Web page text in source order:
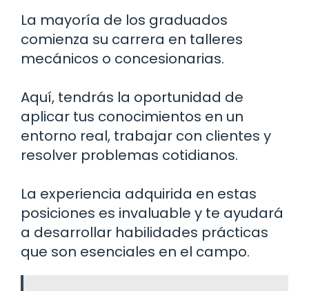
La mayoría de los graduados
comienza su carrera en talleres
mecánicos o concesionarias.
Aquí, tendrás la oportunidad de
aplicar tus conocimientos en un
entorno real, trabajar con clientes y
resolver problemas cotidianos.
La experiencia adquirida en estas
posiciones es invaluable y te ayudará
a desarrollar habilidades prácticas
que son esenciales en el campo.